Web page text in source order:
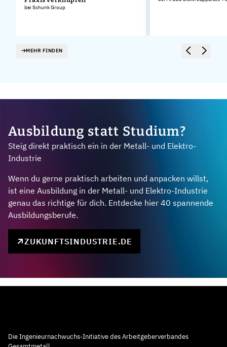
bei Schunk Group
MEHR FINDEN
Ausbildung statt Studium?
Steig direkt praktisch ein in der Metall- und Elektro-
Industrie
Wenn du gerne praktisch arbeiten und anpacken willst,
ist eine Ausbildung in der Metall- und Elektro-Industrie
genau das richtige für dich. Entdecke hier 40 spannende
Ausbildungsberufe.
ZUKUNFTSINDUSTRIE.DE
Die Ingenieurnachwuchs-Initiative des Arbeitgeberverbandes